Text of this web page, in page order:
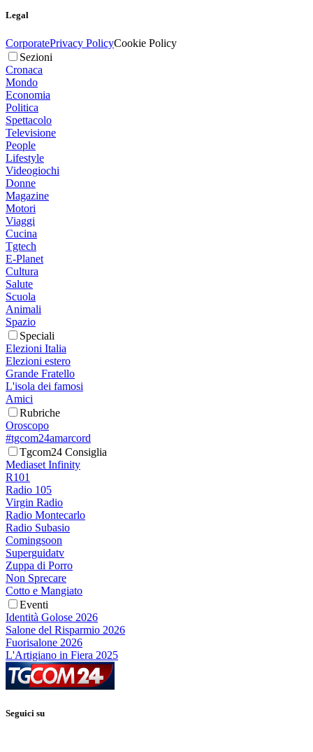
Legal
CorporatePrivacy PolicyCookie Policy
Sezioni
Cronaca
Mondo
Economia
Politica
Spettacolo
Televisione
People
Lifestyle
Videogiochi
Donne
Magazine
Motori
Viaggi
Cucina
Tgtech
E-Planet
Cultura
Salute
Scuola
Animali
Spazio
Speciali
Elezioni Italia
Elezioni estero
Grande Fratello
L'isola dei famosi
Amici
Rubriche
Oroscopo
#tgcom24amarcord
Tgcom24 Consiglia
Mediaset Infinity
R101
Radio 105
Virgin Radio
Radio Montecarlo
Radio Subasio
Comingsoon
Superguidatv
Zuppa di Porro
Non Sprecare
Cotto e Mangiato
Eventi
Identità Golose 2026
Salone del Risparmio 2026
Fuorisalone 2026
L'Artigiano in Fiera 2025
Seguici su